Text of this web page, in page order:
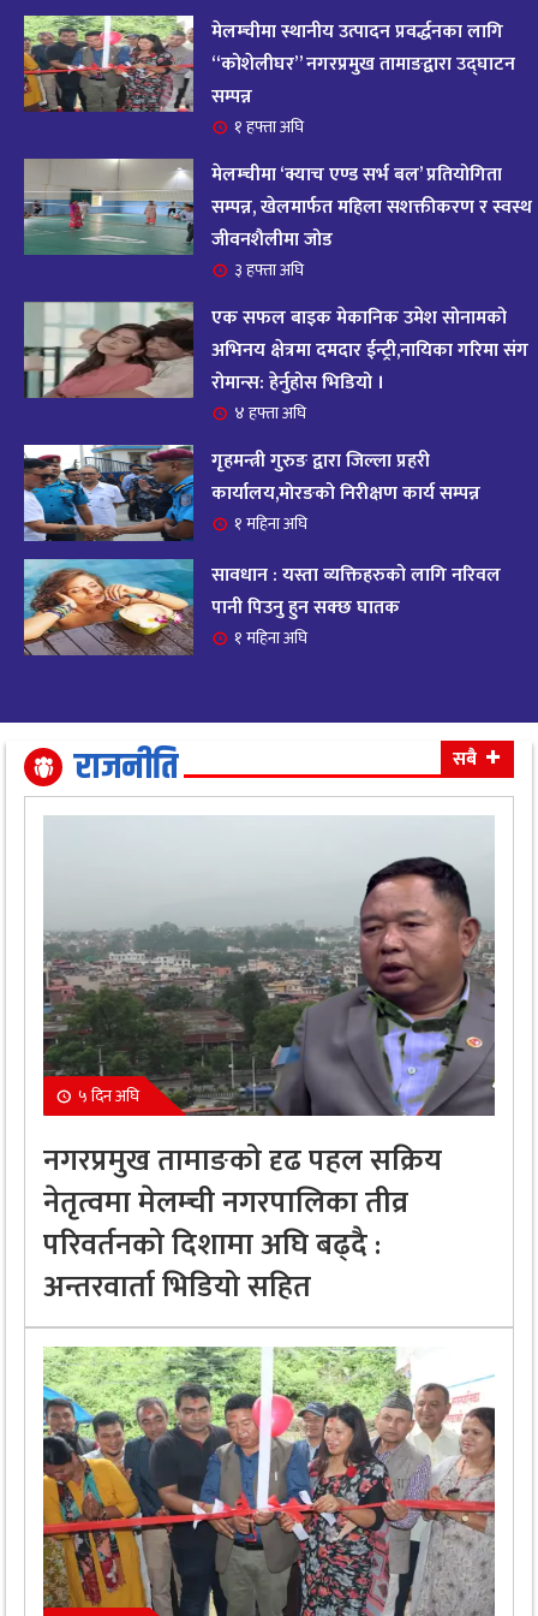
१४ आज २०८२ साल भदौ १६ गते सोमबारको राशिफल
११ महिना अघि
१५
आजको राशिफल : २०८२ भदौ १२ गते बिहीवार, २८
अगस्ट २०२५
११ महिना अघि
१६ आजको राशिफल – २०८२ साल भाद्र १० गते, मंगलबार
१७ आजको राशिफल – २०८२ साल भाद्र १० गते, मंगलबार
११ महिना अघि
१८
आजको राशिफल : आइतवार, ८ भदौ २०८२ (२४ अगस्ट
२०२५)
११ महिना अघि
१९ आजको राशिफल २०८२ भदाै ४ गते, बुधवार
११ महिना अघि
धैर्यले सफलता मिल्नेछ
११ महिना अघि
मेलम्चीमा स्थानीय उत्पादन प्रवर्द्धनका लागि
“कोशेलीघर” नगरप्रमुख तामाङद्वारा उद्घाटन
सम्पन्न
१ हफ्ता अघि
मेलम्चीमा ‘क्याच एण्ड सर्भ बल’ प्रतियोगिता
सम्पन्न, खेलमार्फत महिला सशक्तीकरण र स्वस्थ
जीवनशैलीमा जोड
३ हफ्ता अघि
एक सफल बाइक मेकानिक उमेश सोनामको
अभिनय क्षेत्रमा दमदार ईन्ट्री,नायिका गरिमा संग
रोमान्स: हेर्नुहोस भिडियो ।
४ हफ्ता अघि
गृहमन्त्री गुरुङ द्वारा जिल्ला प्रहरी
कार्यालय,मोरङको निरीक्षण कार्य सम्पन्न
१ महिना अघि
सावधान : यस्ता व्यक्तिहरुको लागि नरिवल
पानी पिउनु हुन सक्छ घातक
१ महिना अघि
राजनीति सबै
५ दिन अघि
नगरप्रमुख तामाङको दृढ पहल सक्रिय
नेतृत्वमा मेलम्ची नगरपालिका तीव्र
परिवर्तनको दिशामा अघि बढ्दै :
अन्तरवार्ता भिडियो सहित